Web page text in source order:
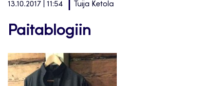
13.10.2017 | 11:54 Tuija Ketola
Paitablogiin